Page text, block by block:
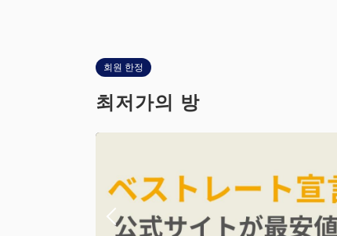
회원 한정
최저가의 방